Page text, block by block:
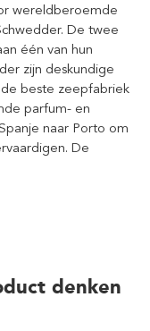
wereldberoemde
De twee
één van hun
zijn deskundige
beste zeepfabriek
parfum- en
naar Porto om
De
denken